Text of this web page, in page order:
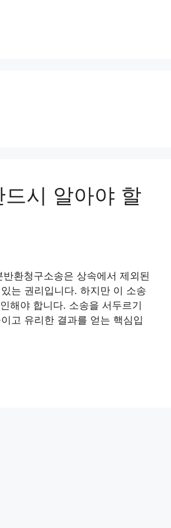
시 알아야 할
환청구소송은 상속에서 제외된
는 권리입니다. 하지만 이 소송
해야 합니다. 소송을 서두르기
고 유리한 결과를 얻는 핵심입